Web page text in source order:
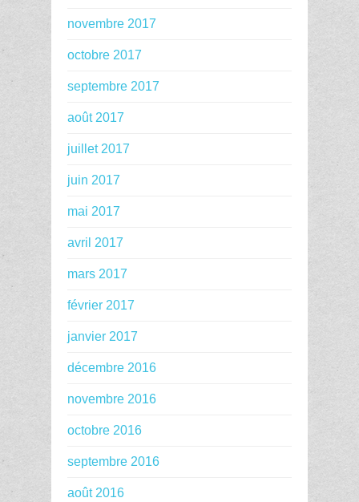
novembre 2017
octobre 2017
septembre 2017
août 2017
juillet 2017
juin 2017
mai 2017
avril 2017
mars 2017
février 2017
janvier 2017
décembre 2016
novembre 2016
octobre 2016
septembre 2016
août 2016